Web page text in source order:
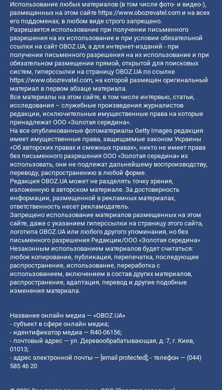
Использование любых материалов (в том числе фото- и видео-),
размещенных на этом сайте https://www.obozrevatel.com и на всех
его поддоменах, в любом виде строго запрещено.
Разрешается использование при получении письменного
разрешения на их использование и при условии обязательной
ссылки на сайт OBOZ.UA, а для интернет-изданий - при
получении письменного разрешения на их использование и при
обязательном размещении прямой, открытой для поисковых
систем, гиперссылки на страницу OBOZ.UA по ссылке
https://www.obozrevatel.com, на которой размещен оригинальный
материал в первом абзаце материала.
Все материалы на этом сайте, в том числе интервью, статьи,
исследования – служебные произведения журналистов
редакции, исключительные имущественные права на которые
принадлежат ООО «Золотая середина».
На все опубликованные фотоматериалы Getty Images редакция
имеет имущественные права, защищаемые законом Украины
«Об авторских правах и смежных правах», никто не имеет права
без письменного разрешения ООО «Золотая середина» их
использовать, они не подлежат дальнейшему воспроизводству,
переводу, распространению в любой форме.
Редакция OBOZ.UA может не разделять точку зрения,
изложенную в авторском материале. За достоверность
информации, размещенной в рекламных материалах,
ответственность несет рекламодатель.
Запрещено использование материалов размещенных на этом
сайте, даже с указанием гиперссылки на страницу этого сайта,
логотипа OBOZ.UA или любого другого упоминания, но без
письменного разрешения Редакции/ООО «Золотая середина»
Незаконным использованием материалов будет считаться:
любое копирование, публикация, перепечатка, последующее
распространение, использование, переработка с
использованием, включением в состав других материалов,
распространение, адаптация, перевод и другие подобные
изменения материала.
Название онлайн медиа — «OBOZ.UA»
- субъект в сфере онлайн медиа;
- идентификатор медиа — R40-06156;
- почтовый адрес — ул. Деревообрабатывающая, д. 7, г. Киев,
01013;
- адрес электронной почты — [email protected] ; - телефон — (044)
585 46 20